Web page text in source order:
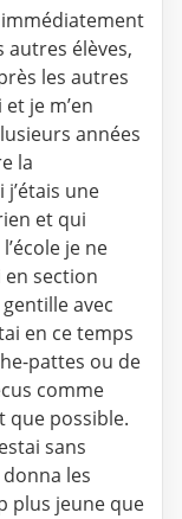
autres élèves,
les autres
je m’en
années
la
une
et qui
je ne
en section
avec
en ce temps
pattes ou de
comme
que possible.
sans
les
plus jeune que